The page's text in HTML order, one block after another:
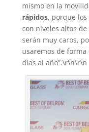
mismo en la
rápidos, porque los
con niveles altos
serán muy caros,
usaremos de
días al año”.\r\n\r\n